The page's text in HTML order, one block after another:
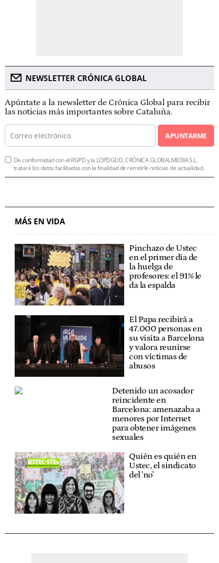
NEWSLETTER CRÓNICA GLOBAL
Apúntate a la newsletter de Crónica Global para recibir
las noticias más importantes sobre Cataluña.
APUNTARME
De conformidad con el RGPD y la LOPDGDD, CRÓNICA GLOBALMEDIA S.L.
tratará los datos facilitados con la finalidad de remitirle noticias de actualidad.
MÁS EN VIDA
Pinchazo de Ustec
en el primer día de
la huelga de
profesores: el 91% le
da la espalda
El Papa recibirá a
47.000 personas en
su visita a Barcelona
y valora reunirse
con víctimas de
abusos
Detenido un acosador
reincidente en
Barcelona: amenazaba a
menores por Internet
para obtener imágenes
sexuales
Quién es quién en
Ustec, el sindicato
del 'no'